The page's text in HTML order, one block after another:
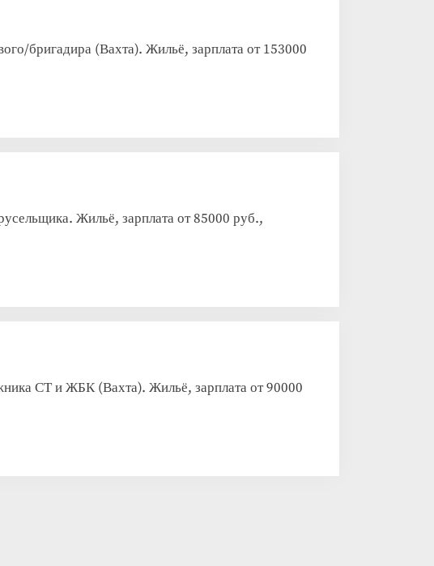
бригадира (Вахта). Жильё, зарплата от 153000
Жильё, зарплата от 85000 руб.,
СТ и ЖБК (Вахта). Жильё, зарплата от 90000